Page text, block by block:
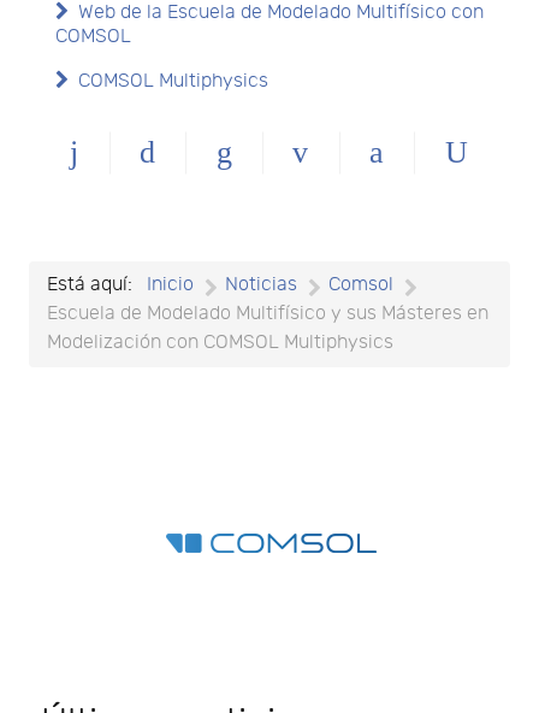
Web de la Escuela de Modelado Multifísico con
COMSOL
COMSOL Multiphysics
Está aquí: Inicio Noticias
Comsol
Escuela de Modelado Multifísico y sus Másteres en
Modelización con COMSOL Multiphysics